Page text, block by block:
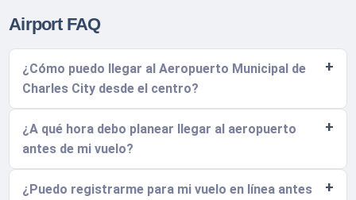
Airport FAQ
¿Cómo puedo llegar al Aeropuerto Municipal de
Charles City desde el centro?
¿A qué hora debo planear llegar al aeropuerto
antes de mi vuelo?
¿Puedo registrarme para mi vuelo en línea antes